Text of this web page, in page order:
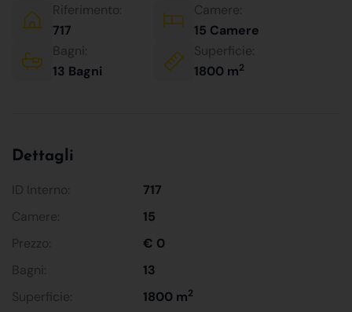
Riferimento:
717
Camere:
15 Camere
Bagni:
13 Bagni
Superficie:
1800 m2
Dettagli
ID Interno:
717
Camere:
15
Prezzo:
€ 0
Bagni:
13
Superficie:
1800 m2